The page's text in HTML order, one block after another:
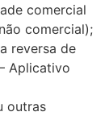
comercial
comercial);
reversa de
Aplicativo
outras